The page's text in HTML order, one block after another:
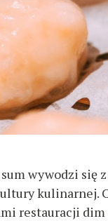
wywodzi się
kulinarnej.
restauracji dim